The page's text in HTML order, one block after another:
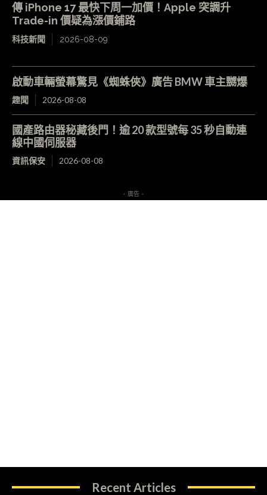
傳 iPhone 17 最快下周一加價！Apple 突調升
Trade-in 價疑為漲價鋪路
科技新聞 2026-08-09
啟動車輛螢幕驚見《蜘蛛俠》廣告 BMW 車主嬲爆
趣聞 2026-08-08
國產路由器秘藏後門！逾 20 款型號每 35 秒自動連
線中國伺服器
資訊保安 2026-08-08
- 廣告 -
Recent Articles